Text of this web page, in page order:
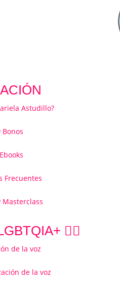
Astudillo?
Frecuentes
🏳️‍🌈
de la voz
de la voz